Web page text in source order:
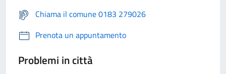
Chiama il comune 0183 279026
Prenota un appuntamento
Problemi in città